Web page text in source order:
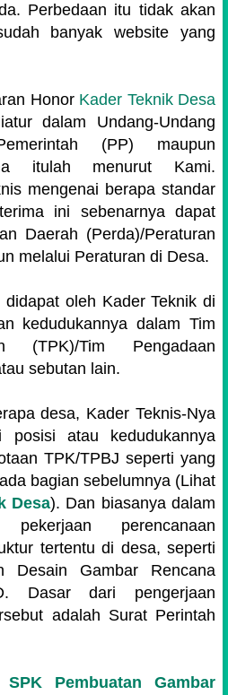
Perbedaan itu tidak akan
banyak website yang
Honor Kader Teknik Desa
dalam Undang-Undang
(PP) maupun
itulah menurut Kami.
mengenai berapa standar
ini sebenarnya dapat
Daerah (Perda)/Peraturan
melalui Peraturan di Desa.
oleh Kader Teknik di
kedudukannya dalam Tim
(TPK)/Tim Pengadaan
sebutan lain.
desa, Kader Teknis-Nya
posisi atau kedudukannya
TPK/TPBJ seperti yang
bagian sebelumnya (Lihat
Desa). Dan biasanya dalam
perencanaan
tertentu di desa, seperti
Desain Gambar Rencana
Dasar dari pengerjaan
adalah Surat Perintah
SPK Pembuatan Gambar